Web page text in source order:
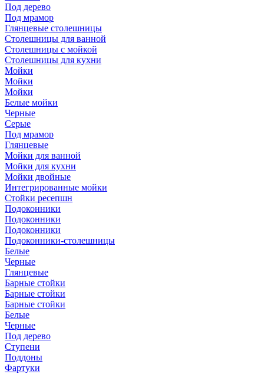
Под дерево
Под мрамор
Глянцевые столешницы
Столешницы для ванной
Столешницы с мойкой
Столешницы для кухни
Мойки
Мойки
Мойки
Белые мойки
Черные
Серые
Под мрамор
Глянцевые
Мойки для ванной
Мойки для кухни
Мойки двойные
Интегрированные мойки
Стойки ресепшн
Подоконники
Подоконники
Подоконники
Подоконники-столешницы
Белые
Черные
Глянцевые
Барные стойки
Барные стойки
Барные стойки
Белые
Черные
Под дерево
Ступени
Поддоны
Фартуки